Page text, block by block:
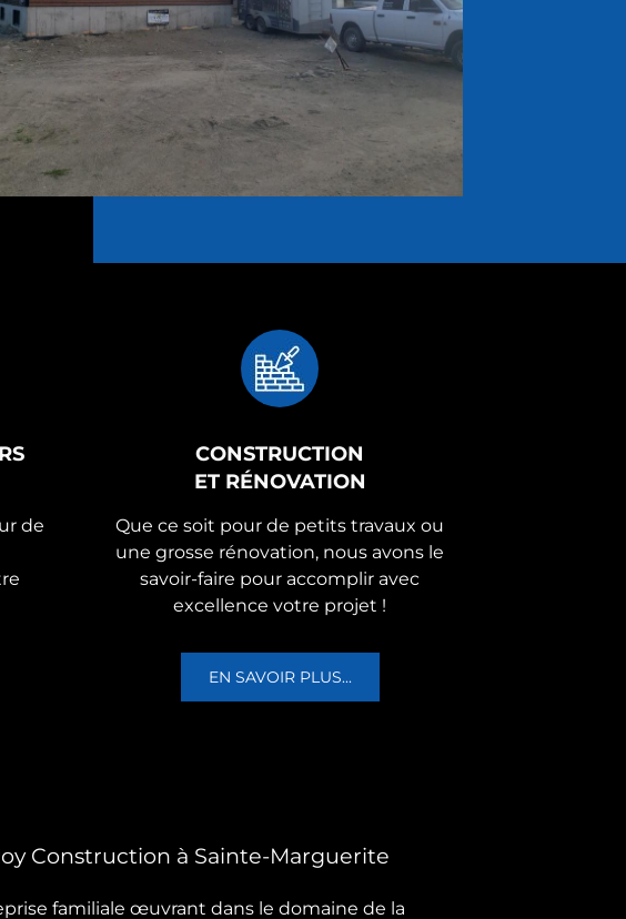
de
CONSTRUCTION
ET RÉNOVATION
Que ce soit pour de petits travaux ou
une grosse rénovation, nous avons le
savoir-faire pour accomplir avec
excellence votre projet !
EN SAVOIR PLUS...
Construction à Sainte-Marguerite
familiale œuvrant dans le domaine de la